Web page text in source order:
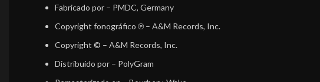
Fabricado por – PMDC, Germany
Copyright fonográfico ℗ – A&M Records, Inc.
Copyright © – A&M Records, Inc.
Distribuido por – PolyGram